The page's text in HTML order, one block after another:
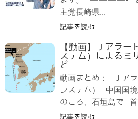
主党長崎県...
記事を読む
【動画】Ｊアラー
ステム）によるミ
ど
動画まとめ： Ｊア
システム） 中国国
のころ、石垣島で
記事を読む